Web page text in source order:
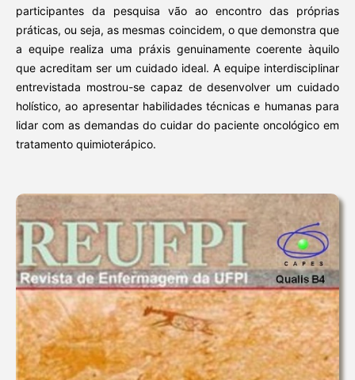
participantes da pesquisa vão ao encontro das próprias
práticas, ou seja, as mesmas coincidem, o que demonstra que
a equipe realiza uma práxis genuinamente coerente àquilo
que acreditam ser um cuidado ideal. A equipe interdisciplinar
entrevistada mostrou-se capaz de desenvolver um cuidado
holístico, ao apresentar habilidades técnicas e humanas para
lidar com as demandas do cuidar do paciente oncológico em
tratamento quimioterápico.